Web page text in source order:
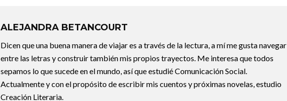
ALEJANDRA BETANCOURT
Dicen que una buena manera de viajar es a través de la lectura, a mí me gusta navegar
entre las letras y construir también mis propios trayectos. Me interesa que todos
sepamos lo que sucede en el mundo, así que estudié Comunicación Social.
Actualmente y con el propósito de escribir mis cuentos y próximas novelas, estudio
Creación Literaria.